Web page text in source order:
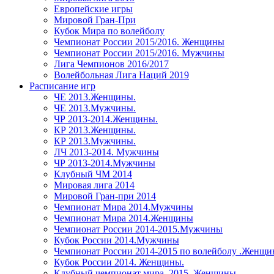
Европейские игры
Мировой Гран-При
Кубок Мира по волейболу
Чемпионат России 2015/2016. Женщины
Чемпионат России 2015/2016. Мужчины
Лига Чемпионов 2016/2017
Волейбольная Лига Наций 2019
Расписание игр
ЧЕ 2013.Женщины.
ЧЕ 2013.Мужчины.
ЧР 2013-2014.Женщины.
КР 2013.Женщины.
КР 2013.Мужчины.
ЛЧ 2013-2014. Мужчины
ЧР 2013-2014.Мужчины
Клубный ЧМ 2014
Мировая лига 2014
Мировой Гран-при 2014
Чемпионат Мира 2014.Мужчины
Чемпионат Мира 2014.Женщины
Чемпионат России 2014-2015.Мужчины
Кубок России 2014.Мужчины
Чемпионат России 2014-2015 по волейболу
Кубок России 2014. Женщины.